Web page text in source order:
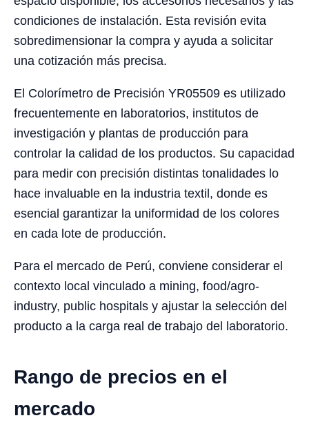
condiciones de instalación. Esta revisión evita
sobredimensionar la compra y ayuda a solicitar
una cotización más precisa.
El Colorímetro de Precisión YR05509 es utilizado
frecuentemente en laboratorios, institutos de
investigación y plantas de producción para
controlar la calidad de los productos. Su capacidad
para medir con precisión distintas tonalidades lo
hace invaluable en la industria textil, donde es
esencial garantizar la uniformidad de los colores
en cada lote de producción.
Para el mercado de Perú, conviene considerar el
contexto local vinculado a mining, food/agro-
industry, public hospitals y ajustar la selección del
producto a la carga real de trabajo del laboratorio.
Rango de precios en el
mercado